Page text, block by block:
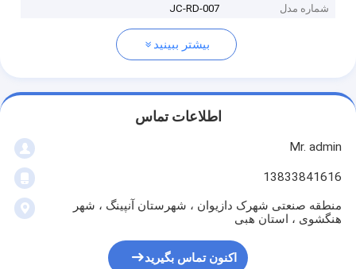
شماره مدل
JC-RD-007
بیشتر ببینید
اطلاعات تماس
Mr. admin
13833841616
منطقه صنعتی شهرک دازیوان ، شهرستان آنپینگ ، شهر
هنگشوی ، استان هبی
اکنون تماس بگیرید